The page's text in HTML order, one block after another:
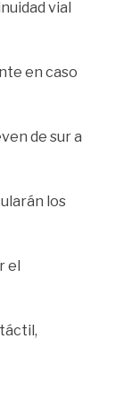
vial
en caso
de sur a
los
el